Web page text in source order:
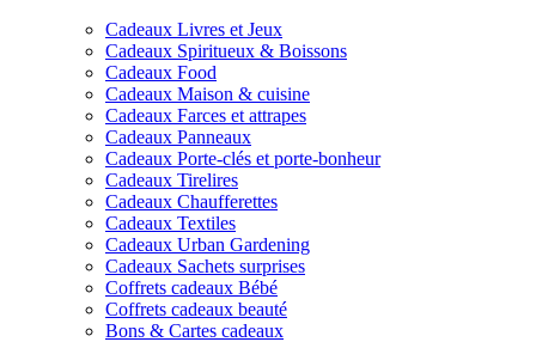
Cadeaux Livres et Jeux
Cadeaux Spiritueux & Boissons
Cadeaux Food
Cadeaux Maison & cuisine
Cadeaux Farces et attrapes
Cadeaux Panneaux
Cadeaux Porte-clés et porte-bonheur
Cadeaux Tirelires
Cadeaux Chaufferettes
Cadeaux Textiles
Cadeaux Urban Gardening
Cadeaux Sachets surprises
Coffrets cadeaux Bébé
Coffrets cadeaux beauté
Bons & Cartes cadeaux